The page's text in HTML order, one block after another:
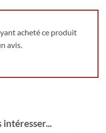
acheté ce produit
avis.